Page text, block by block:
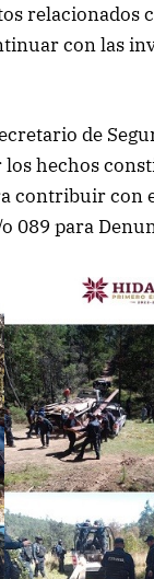
con las
de
hechos
contribuir con
089 para